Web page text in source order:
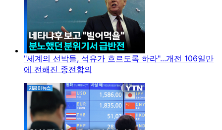
"세계의 선박들, 석유가 흐르도록 하라"...개전 106일만
에 전해진 종전합의